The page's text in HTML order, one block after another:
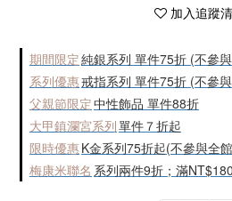
加入追蹤
期間限定純銀系列 單件75折 (不參與
系列優惠戒指系列 單件75折 (不參與
父親節限定中性飾品 單件88折
大甲鎮瀾宮系列單件７折起
限時優惠K金系列75折起(不參與全館
梅康米聯名 系列兩件9折；滿